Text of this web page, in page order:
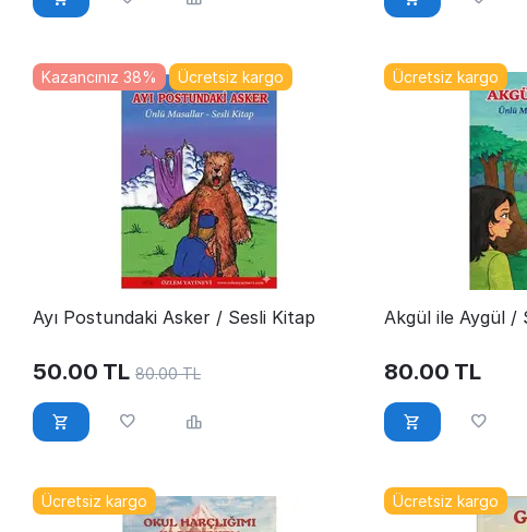
Ücretsiz kargo
Kazancınız 38%
Ayı Postundaki Asker / Sesli Kitap
50.00 TL 80.00 TL
Ücretsiz kargo
Akgül ile Aygül /
80.00 TL
Ücretsiz kargo Ücretsiz kargo